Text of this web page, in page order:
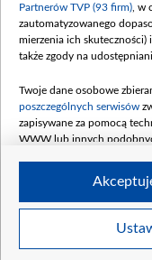
© 2026
Partnerów TVP (93 firm) ,
zautomatyzowanego
mierzenia ich skuteczności)
także zgody na
Twoje dane osobowe
poszczególnych serwisów
zapisywane za pomocą
WWW lub innych
Twoje dane osobowe